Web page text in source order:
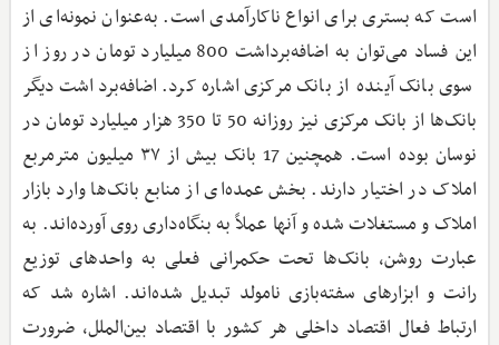
است که بستری برای انواع ناکارآمدی است. به‌عنوان نمونه‌ای از
این فساد می‌توان به اضافه‌برداشت 800 میلیارد تومان در روز از
سوی بانک آینده از بانک مرکزی اشاره کرد. اضافه‌برداشت دیگر
بانک‌ها از بانک مرکزی نیز روزانه 50 تا 350 هزار میلیارد تومان در
نوسان بوده است. همچنین 17 بانک بیش از ۳۷ میلیون مترمربع
املاک در اختیار دارند. بخش عمده‌ای از منابع بانک‌ها وارد بازار
املاک و مستغلات شده و آنها عملاً به بنگاه‌داری روی آورده‌اند. به
عبارت روشن، بانک‌ها تحت حکمرانی فعلی به واحدهای توزیع
رانت و ابزارهای سفته‌بازی نامولد تبدیل شده‌اند. اشاره شد که
ارتباط فعال اقتصاد داخلی هر کشور با اقتصاد بین‌الملل، ضرورت